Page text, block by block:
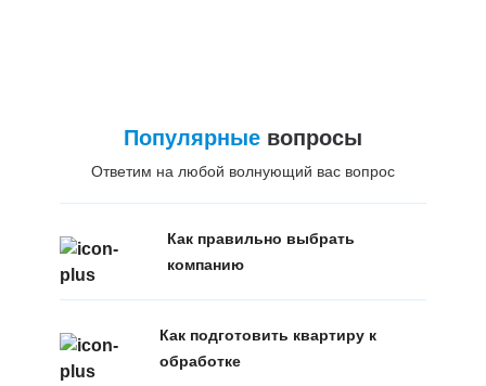
Популярныевопросы
Ответим на любой волнующий вас вопрос
Как правильно выбрать
компанию
Как подготовить квартиру к
обработке